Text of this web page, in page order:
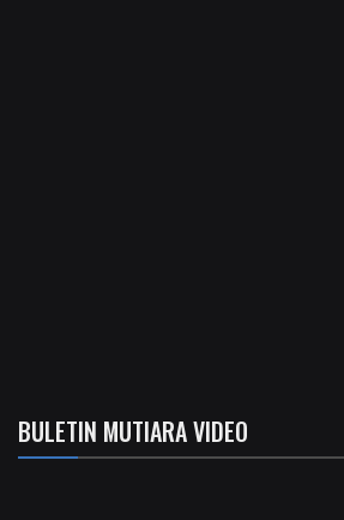
BULETIN MUTIARA VIDEO